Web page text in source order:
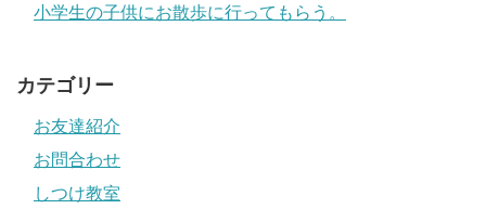
小学生の子供にお散歩に行ってもらう。
カテゴリー
お友達紹介
お問合わせ
しつけ教室